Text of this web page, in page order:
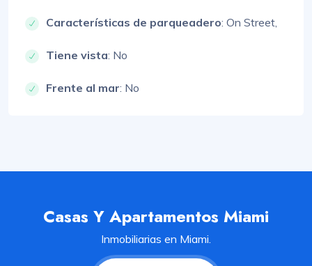
Características de parqueadero: On Street,
Tiene vista: No
Frente al mar: No
Casas Y Apartamentos Miami
Inmobiliarias en Miami.